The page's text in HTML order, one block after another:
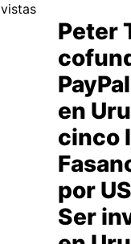
vistas
Peter
en
cinco
por
Ser